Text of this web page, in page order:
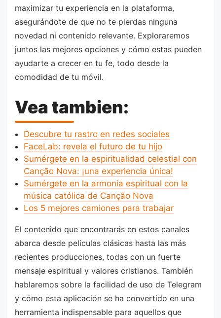
maximizar tu experiencia en la plataforma,
asegurándote de que no te pierdas ninguna
novedad ni contenido relevante. Exploraremos
juntos las mejores opciones y cómo estas pueden
ayudarte a crecer en tu fe, todo desde la
comodidad de tu móvil.
Vea tambien:
Descubre tu rastro en redes sociales
FaceLab: revela el futuro de tu hijo
Sumérgete en la espiritualidad celestial con
Canção Nova: ¡una experiencia única!
Sumérgete en la armonía espiritual con la
música católica de Canção Nova
Los 5 mejores camiones para trabajar
El contenido que encontrarás en estos canales
abarca desde películas clásicas hasta las más
recientes producciones, todas con un fuerte
mensaje espiritual y valores cristianos. También
hablaremos sobre la facilidad de uso de Telegram
y cómo esta aplicación se ha convertido en una
herramienta indispensable para aquellos que